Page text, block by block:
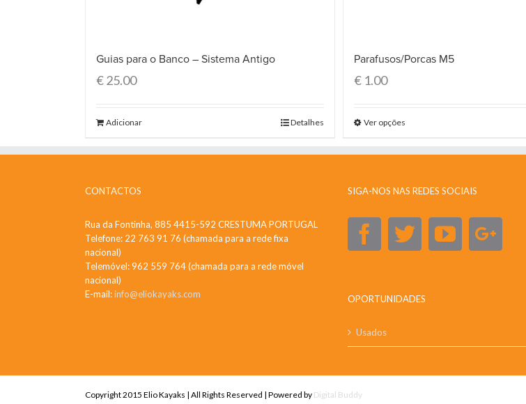
Guias para o Banco – Sistema Antigo
€25.00
Adicionar Detalhes
Parafusos/Porcas M5
€1.00
Ver opções
CONTACTOS
Rua da Fontinha, 885 4415-592 CRESTUMA PORTUGAL
Telefone: 22 763 91 76 (chamada para a rede fixa
nacional)
Telemóvel: 962 559 764 (chamada para a rede móvel
nacional)
E-mail:info@eliokayaks.com
SIGA-NOS NAS REDES SOCIAIS
OPORTUNIDADES
Usados
Copyright 2015 Elio Kayaks | All Rights Reserved | Powered by Digital Buddy